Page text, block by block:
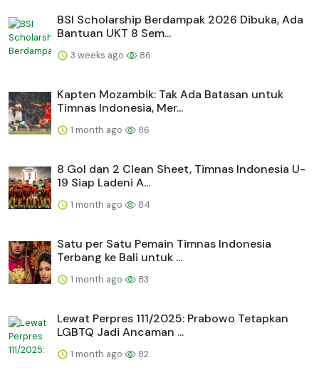
BSI Scholarship Berdampak 2026 Dibuka, Ada
Bantuan UKT 8 Sem...
3 weeks ago 86
Kapten Mozambik: Tak Ada Batasan untuk
Timnas Indonesia, Mer...
1 month ago 86
8 Gol dan 2 Clean Sheet, Timnas Indonesia U-
19 Siap Ladeni A...
1 month ago 84
Satu per Satu Pemain Timnas Indonesia
Terbang ke Bali untuk ...
1 month ago 83
Lewat Perpres 111/2025: Prabowo Tetapkan
LGBTQ Jadi Ancaman ...
1 month ago 82